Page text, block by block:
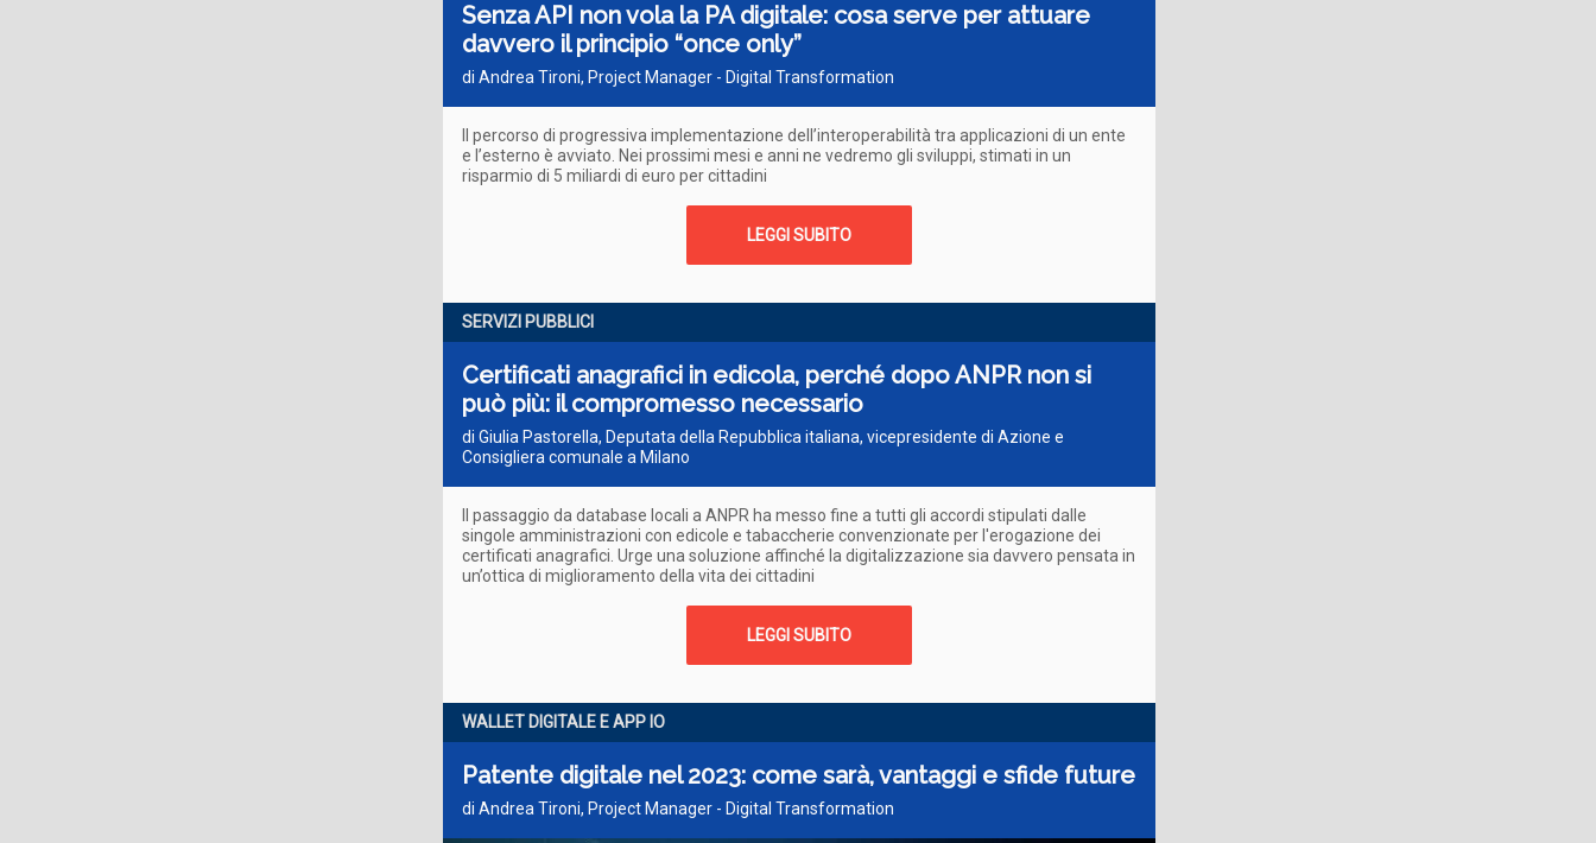
Senza API non vola la PA digitale: cosa serve per attuare
davvero il principio “once only”
di Andrea Tironi, Project Manager - Digital Transformation
Il percorso di progressiva implementazione dell’interoperabilità tra applicazioni di un ente
e l’esterno è avviato. Nei prossimi mesi e anni ne vedremo gli sviluppi, stimati in un
risparmio di 5 miliardi di euro per cittadini
LEGGI SUBITO
SERVIZI PUBBLICI
Certificati anagrafici in edicola, perché dopo ANPR non si
può più: il compromesso necessario
di Giulia Pastorella, Deputata della Repubblica italiana, vicepresidente di Azione e
Consigliera comunale a Milano
Il passaggio da database locali a ANPR ha messo fine a tutti gli accordi stipulati dalle
singole amministrazioni con edicole e tabaccherie convenzionate per l'erogazione dei
certificati anagrafici. Urge una soluzione affinché la digitalizzazione sia davvero pensata in
un’ottica di miglioramento della vita dei cittadini
LEGGI SUBITO
WALLET DIGITALE E APP IO
Patente digitale nel 2023: come sarà, vantaggi e sfide future
di Andrea Tironi, Project Manager - Digital Transformation